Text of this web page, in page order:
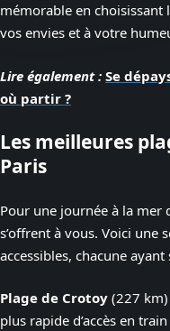
mémorable en
vos envies et à votre
Lire également : Se
où partir ?
Les meilleures
Paris
Pour une journée à la mer
s’offrent à vous. Voici une
accessibles, chacune
Plage de Crotoy (227 km)
plus rapide d’accès en